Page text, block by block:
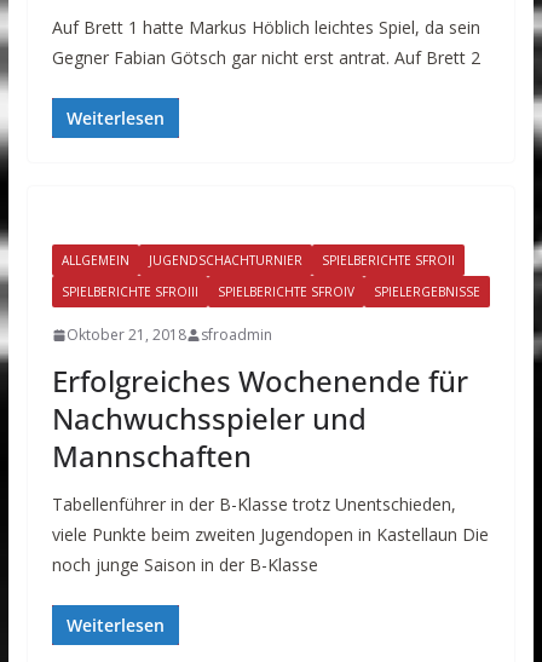
Auf Brett 1 hatte Markus Höblich leichtes Spiel, da sein
Gegner Fabian Götsch gar nicht erst antrat. Auf Brett 2
Weiterlesen
ALLGEMEIN JUGENDSCHACHTURNIER
SPIELBERICHTE SFROII
SPIELBERICHTE SFROIII
SPIELBERICHTE SFROIV SPIELERGEBNISSE
Oktober 21, 2018 sfroadmin
Erfolgreiches Wochenende für
Nachwuchsspieler und
Mannschaften
Tabellenführer in der B-Klasse trotz Unentschieden,
viele Punkte beim zweiten Jugendopen in Kastellaun Die
noch junge Saison in der B-Klasse
Weiterlesen